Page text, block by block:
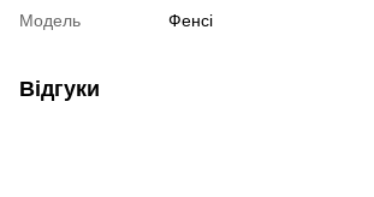
Модель
Фенсі
Відгуки